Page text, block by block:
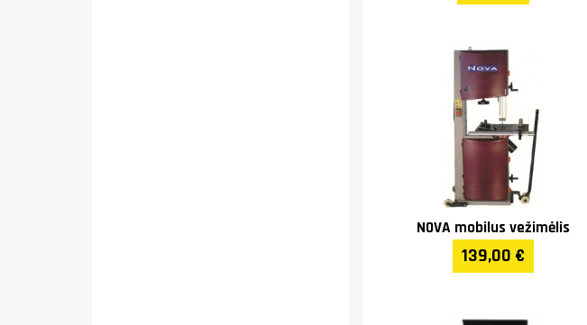
NOVA mobilus vežimėlis
139,00 €